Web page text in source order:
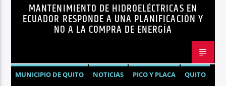
HIDROELÉCTRICAS
NOTICIAS
MANTENIMIENTO DE HIDROELÉCTRICAS EN
ECUADOR RESPONDE A UNA PLANIFICACIÓN Y
NO A LA COMPRA DE ENERGÍA
MUNICIPIO DE QUITO NOTICIAS PICO Y PLACA QUITO